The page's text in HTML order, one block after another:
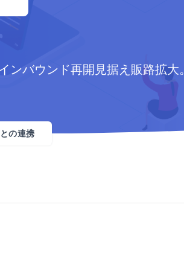
バウンド再開見据え販路拡大。
の連携